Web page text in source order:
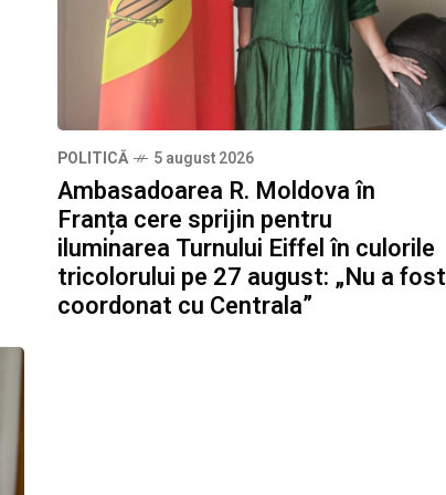
POLITICĂ 5 august 2026
Ambasadoarea R. Moldova în
Franța cere sprijin pentru
iluminarea Turnului Eiffel în culorile
tricolorului pe 27 august: „Nu a fost
coordonat cu Centrala”